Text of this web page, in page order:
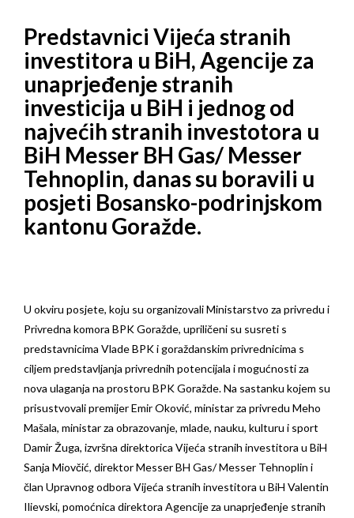
Predstavnici Vijeća stranih
investitora u BiH, Agencije za
unaprjeđenje stranih
investicija u BiH i jednog od
najvećih stranih investotora u
BiH Messer BH Gas/ Messer
Tehnoplin, danas su boravili u
posjeti Bosansko-podrinjskom
kantonu Goražde.
U okviru posjete, koju su organizovali Ministarstvo za privredu i
Privredna komora BPK Goražde, upriličeni su susreti s
predstavnicima Vlade BPK i goraždanskim privrednicima s
ciljem predstavljanja privrednih potencijala i mogućnosti za
nova ulaganja na prostoru BPK Goražde. Na sastanku kojem su
prisustvovali premijer Emir Oković, ministar za privredu Meho
Mašala, ministar za obrazovanje, mlade, nauku, kulturu i sport
Damir Žuga, izvršna direktorica Vijeća stranih investitora u BiH
Sanja Miovčić, direktor Messer BH Gas/ Messer Tehnoplin i
član Upravnog odbora Vijeća stranih investitora u BiH Valentin
Ilievski, pomoćnica direktora Agencije za unaprjeđenje stranih